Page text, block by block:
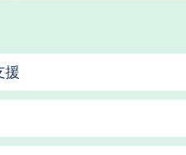
援